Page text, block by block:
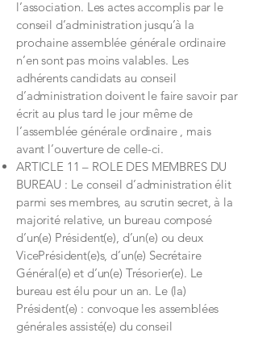
l’association. Les actes accomplis par le
conseil d’administration jusqu’à la
prochaine assemblée générale ordinaire
n’en sont pas moins valables. Les
adhérents candidats au conseil
d’administration doivent le faire savoir par
écrit au plus tard le jour même de
l’assemblée générale ordinaire , mais
avant l’ouverture de celle-ci.
ARTICLE 11 – ROLE DES MEMBRES DU
BUREAU : Le conseil d’administration élit
parmi ses membres, au scrutin secret, à la
majorité relative, un bureau composé
d’un(e) Président(e), d’un(e) ou deux
VicePrésident(e)s, d’un(e) Secrétaire
Général(e) et d’un(e) Trésorier(e). Le
bureau est élu pour un an. Le (la)
Président(e) : convoque les assemblées
générales assisté(e) du conseil